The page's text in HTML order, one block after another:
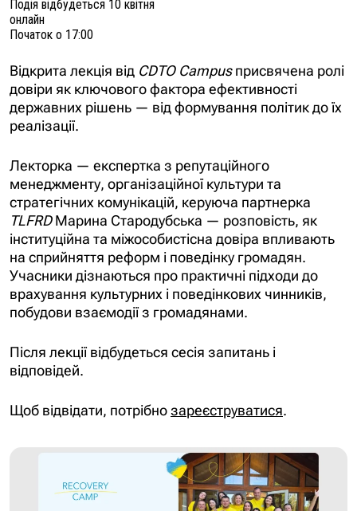
Подія відбудеться 10 квітня
онлайн
Початок о 17:00
Відкрита лекція від CDTO Campusприсвячена ролі
довіри як ключового фактора ефективності
державних рішень — від формування політик до їх
реалізації.
Лекторка — експертка з репутаційного
менеджменту, організаційної культури та
стратегічних комунікацій, керуюча партнерка
TLFRDМарина Стародубська — розповість, як
інституційна та міжособистісна довіра впливають
на сприйняття реформ і поведінку громадян.
Учасники дізнаються про практичні підходи до
врахування культурних і поведінкових чинників,
побудови взаємодії з громадянами.
Після лекції відбудеться сесія запитань і
відповідей.
Щоб відвідати, потрібнозареєструватися.